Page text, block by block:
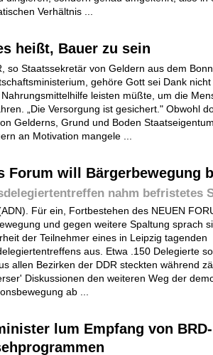
Verhältnis ...
heißt, Bauer zu sein
so Staatssekretär von Geldern aus dem
gehöre Gott sei Dank
leisten müßte, um die
„Die Versorgung ist gesichert." Obwohl
Gelderns, Grund und Boden
an Motivation mangele ...
Forum will Bärgerbewegung
nahm befristetes
Für ein, Fortbestehen des NEUEN
und gegen weitere Spaltung sprach
der Teilnehmer eines in Leipzig tagenden
aus. Etwa .150 Delegierte
allen Bezirken der DDR steckten während
Diskussionen den weiteren Weg der
ab ...
lum Empfang von BRD-